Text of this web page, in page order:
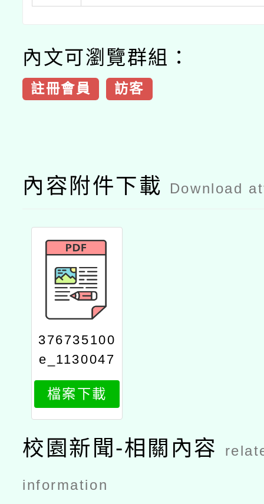
內文可瀏覽群組：
註冊會員 訪客
內容附件下載 Download
376735100
e_1130047
712_attach
1
檔案下載
校園新聞-相關內容
information